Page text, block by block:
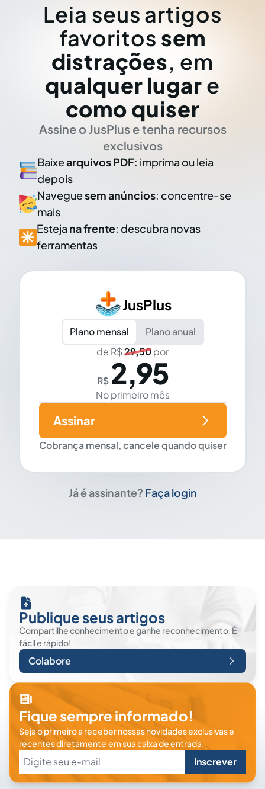
Leia seus artigos
favoritos sem
distrações, em
qualquer lugar e
como quiser
Assine o JusPlus e tenha recursos
exclusivos
Baixearquivos PDF: imprima ou leia
depois
Naveguesem anúncios: concentre-se
mais
Esteja na frente: descubra novas
ferramentas
JusPlus
Plano mensal
Plano anual
de R$29,50por
R$ 2,95
No primeiro mês
Cobrança mensal, cancele quando quiser
Assinar
Já é assinante? Faça login
Publique seus artigos
Compartilhe conhecimento e ganhe reconhecimento. É
fácil e rápido!
Colabore
Fique sempre informado!
Seja o primeiro a receber nossas novidades exclusivas e
recentes diretamente em sua caixa de entrada.
Inscrever